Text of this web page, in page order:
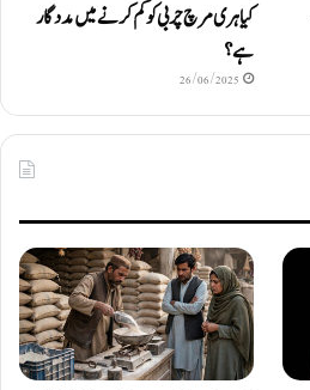
کیا ہری مرچ چربی کو کم کرنے میں مددگار
ہے؟
26/06/2025